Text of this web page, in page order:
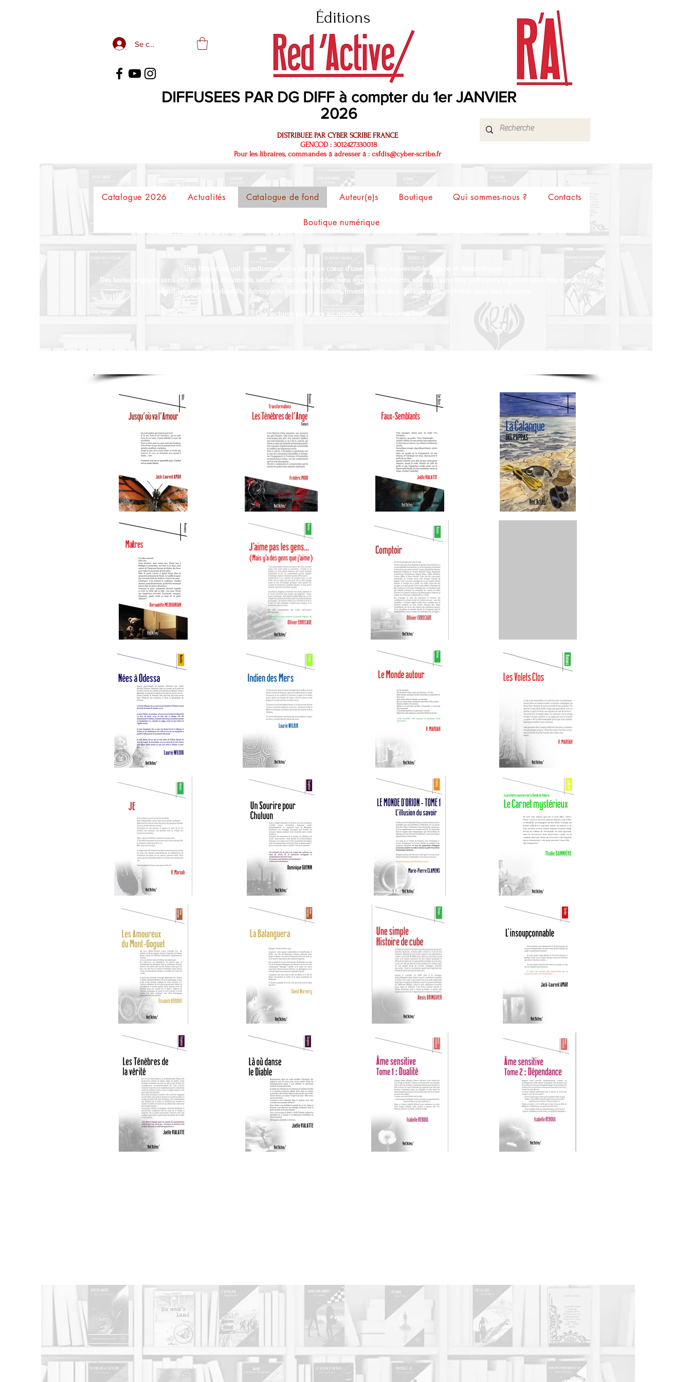
Se connecter
Éditions
DIFFUSEES PAR DG DIFF à compter du 1er JANVIER
2026
DISTRIBUEE PAR CYBER SCRIBE FRANCE
GENCOD : 3012427330018
Pour les libraires, commandes à adresser à : csfdis@cyber-scribe.fr
Catalogue 2026 Actualités Catalogue de fond Auteur(e)s Boutique Qui sommes-nous ? Contacts
Boutique numérique
Une littérature qui questionne notre place au cœur d’une société imprévisible, fugace et déstabilisante.
Des textes engagés, sans être militants, fictionnels, sans être factices, lucides sans être culpabilisants, sociaux sans être politiques, aiguisés sans être vaniteux ,
sensibles sans être plaintifs, clairvoyants sans être fatalistes, investis, sans être cloisonnants, profonds sans être abscons.
Des lectures pour être au monde, exister, renaitre, vivre…
Actualités Auteur(e)s Catalogue Qui sommes-nous ?- Contacts AutoÉdition Facebook -Youtube Instagram